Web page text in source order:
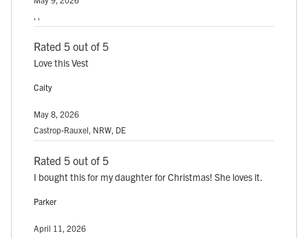
, ,
Rated 5 out of 5
Love this Vest
Caity
May 8, 2026
Castrop-Rauxel, NRW, DE
Rated 5 out of 5
I bought this for my daughter for Christmas! She loves it.
Parker
April 11, 2026